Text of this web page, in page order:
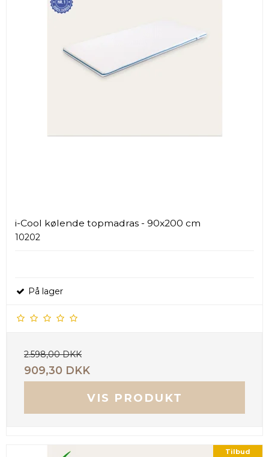
i-Cool kølende topmadras - 90x200 cm
10202
På lager
2.598,00 DKK
909,30 DKK
VIS PRODUKT
Tilbud